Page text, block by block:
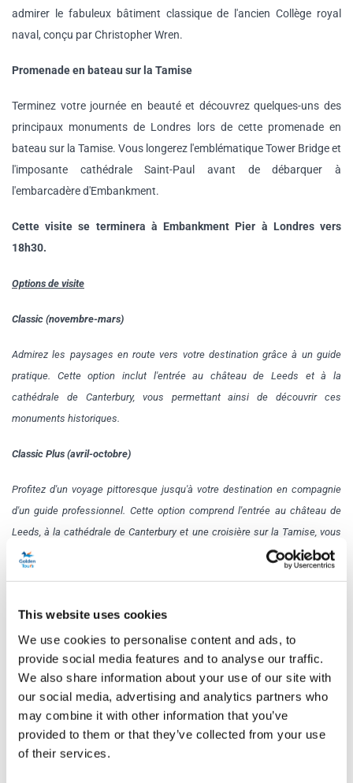
This website uses cookies
We use cookies to personalise content and ads, to
provide social media features and to analyse our traffic.
We also share information about your use of our site with
our social media, advertising and analytics partners who
may combine it with other information that you’ve
provided to them or that they’ve collected from your use
of their services.
admirer le fabuleux bâtiment classique de l'ancien Collège royal
naval, conçu par Christopher Wren.
Promenade en bateau sur la Tamise
Terminez votre journée en beauté et découvrez quelques-uns des
principaux monuments de Londres lors de cette promenade en
bateau sur la Tamise. Vous longerez l'emblématique Tower Bridge et
l'imposante cathédrale Saint-Paul avant de débarquer à
l'embarcadère d'Embankment.
Cette visite se terminera à Embankment Pier à Londres vers
18h30.
Options de visite
Classic (novembre-mars)
Admirez les paysages en route vers votre destination grâce à un guide
pratique. Cette option inclut l'entrée au château de Leeds et à la
cathédrale de Canterbury, vous permettant ainsi de découvrir ces
monuments historiques.
Classic Plus (avril-octobre)
Profitez d'un voyage pittoresque jusqu'à votre destination en compagnie
d'un guide professionnel. Cette option comprend l'entrée au château de
Leeds, à la cathédrale de Canterbury et une croisière sur la Tamise, vous
permettant d'explorer les sites en détail.
premium et à un guide en direct et compétent. De plus, profitez d'un panier-
repas. Vous aurez accès au château de Leeds et à la cathédrale de
Canterbury, où vous pourrez admirer ces monuments célèbres.
Signature Plus (avril-octobre)
Profitez des paysages magnifiques depuis le bus grâce à notre option de